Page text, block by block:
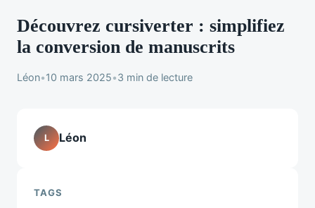
Découvrez cursiverter : simplifiez
la conversion de manuscrits
Léon•10 mars 2025•3 min de lecture
L Léon
TAGS